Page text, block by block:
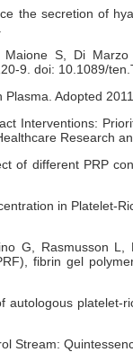
the secretion of
S, Di
9. doi: 10.1089/
Adopted
Interventions:
Research
of different PRP
in Platelet-
G, Rasmusson
fibrin gel
Stream: